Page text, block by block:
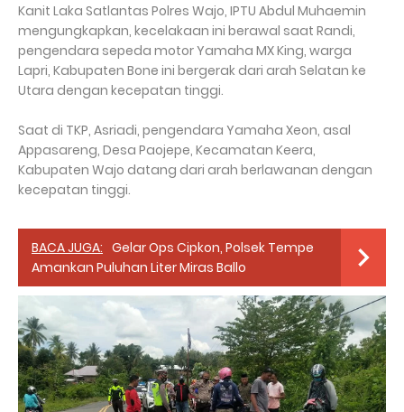
Kanit Laka Satlantas Polres Wajo, IPTU Abdul Muhaemin
mengungkapkan, kecelakaan ini berawal saat Randi,
pengendara sepeda motor Yamaha MX King, warga
Lapri, Kabupaten Bone ini bergerak dari arah Selatan ke
Utara dengan kecepatan tinggi.
Saat di TKP, Asriadi, pengendara Yamaha Xeon, asal
Appasareng, Desa Paojepe, Kecamatan Keera,
Kabupaten Wajo datang dari arah berlawanan dengan
kecepatan tinggi.
BACA JUGA: Gelar Ops Cipkon, Polsek Tempe
Amankan Puluhan Liter Miras Ballo